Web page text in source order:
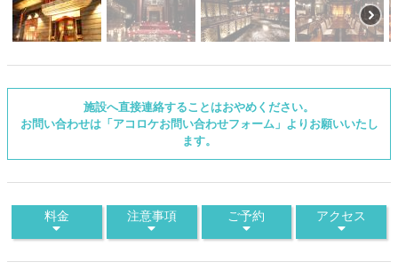
施設へ直接連絡することはおやめください。
お問い合わせは「アコロケお問い合わせフォーム」よりお願いいたし
ます。
料金 注意事項 ご予約 アクセス